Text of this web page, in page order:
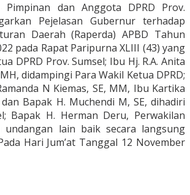
Pimpinan dan Anggota DPRD Prov.
Pejelasan Gubernur terhadap
Daerah (Raperda) APBD Tahun
pada Rapat Paripurna XLIII (43) yang
DPRD Prov. Sumsel; Ibu Hj. R.A. Anita
didampingi Para Wakil Ketua DPRD;
N Kiemas, SE, MM, Ibu Kartika
Bapak H. Muchendi M, SE, dihadiri
Bapak H. Herman Deru, Perwakilan
undangan lain baik secara langsung
Hari Jum’at Tanggal 12 November